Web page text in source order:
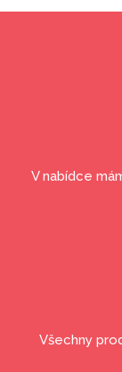
V nabídce
Všechny